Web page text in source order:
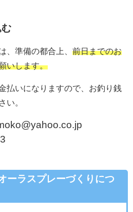
、準備の都合上、 前日までのお
いします。
払いになりますので、お釣り銭
い。
ーラスプレーづくりにつ